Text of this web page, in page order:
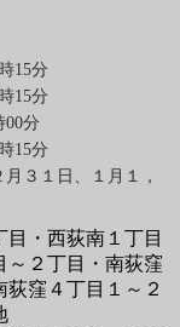
15分
15分
00分
15分
３１日、１月１，
・西荻南１丁目
～２丁目・南荻窪
荻窪４丁目１～２